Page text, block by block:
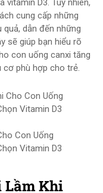
vitamin D3. Tuy nhiên,
cung cấp những
dẫn đến những
sẽ giúp bạn hiểu rõ
con uống canxi tăng
cơ phù hợp cho trẻ.
Con Uống
Vitamin D3
Lầm Khi